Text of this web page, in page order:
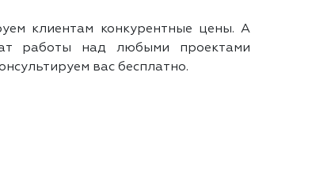
клиентам конкурентные цены. А
работы над любыми проектами
вас бесплатно.